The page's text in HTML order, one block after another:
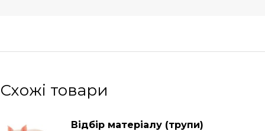
Схожі товари
Відбір матеріалу (трупи)